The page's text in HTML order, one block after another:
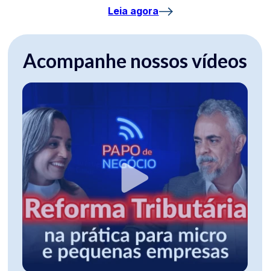
Leia agora
Acompanhe nossos vídeos